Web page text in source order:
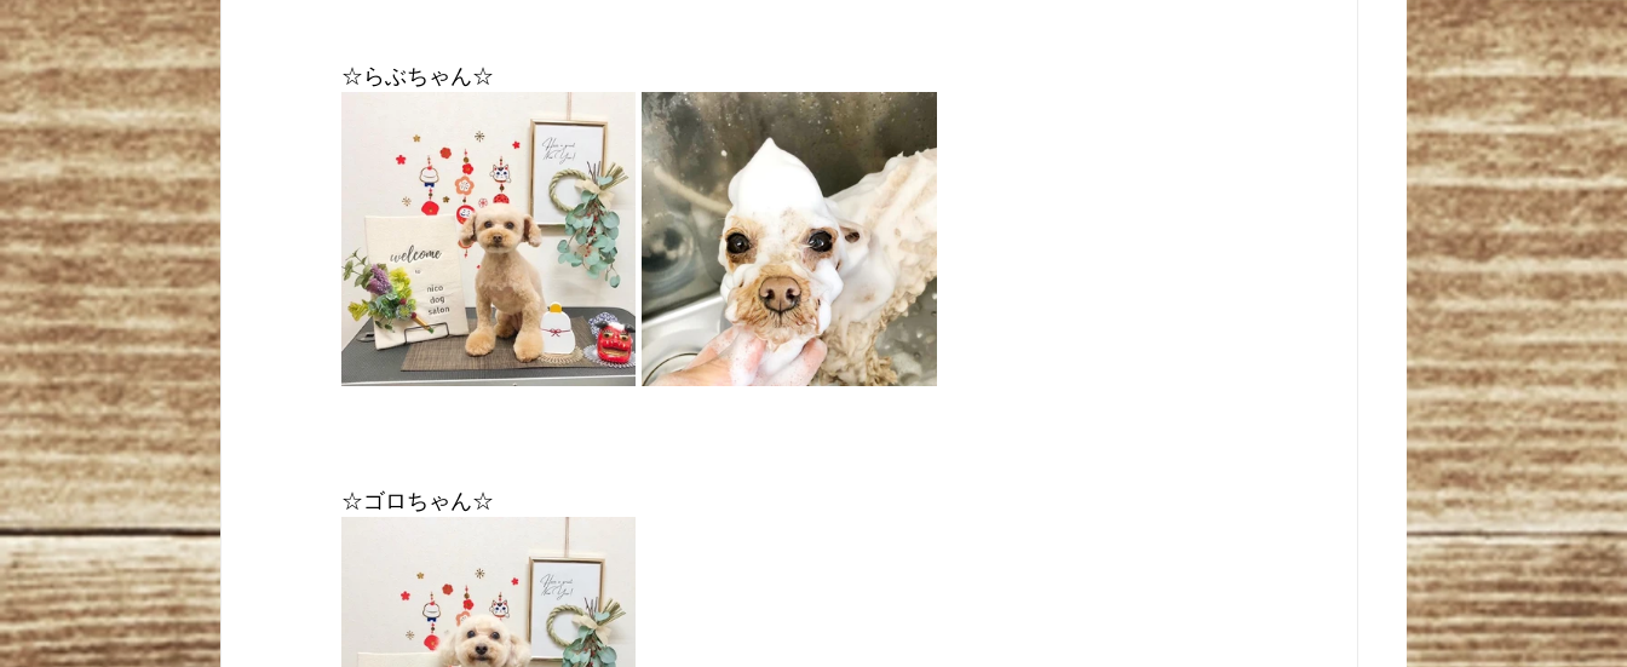
☆らぶちゃん☆
☆ゴロちゃん☆